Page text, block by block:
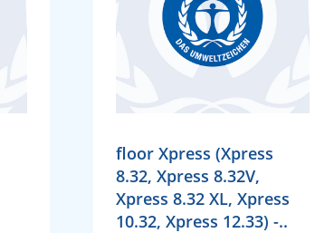
floor Xpress (Xpress
8.32, Xpress 8.32V,
Xpress 8.32 XL, Xpress
10.32, Xpress 12.33) -..